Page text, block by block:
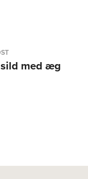
med æg